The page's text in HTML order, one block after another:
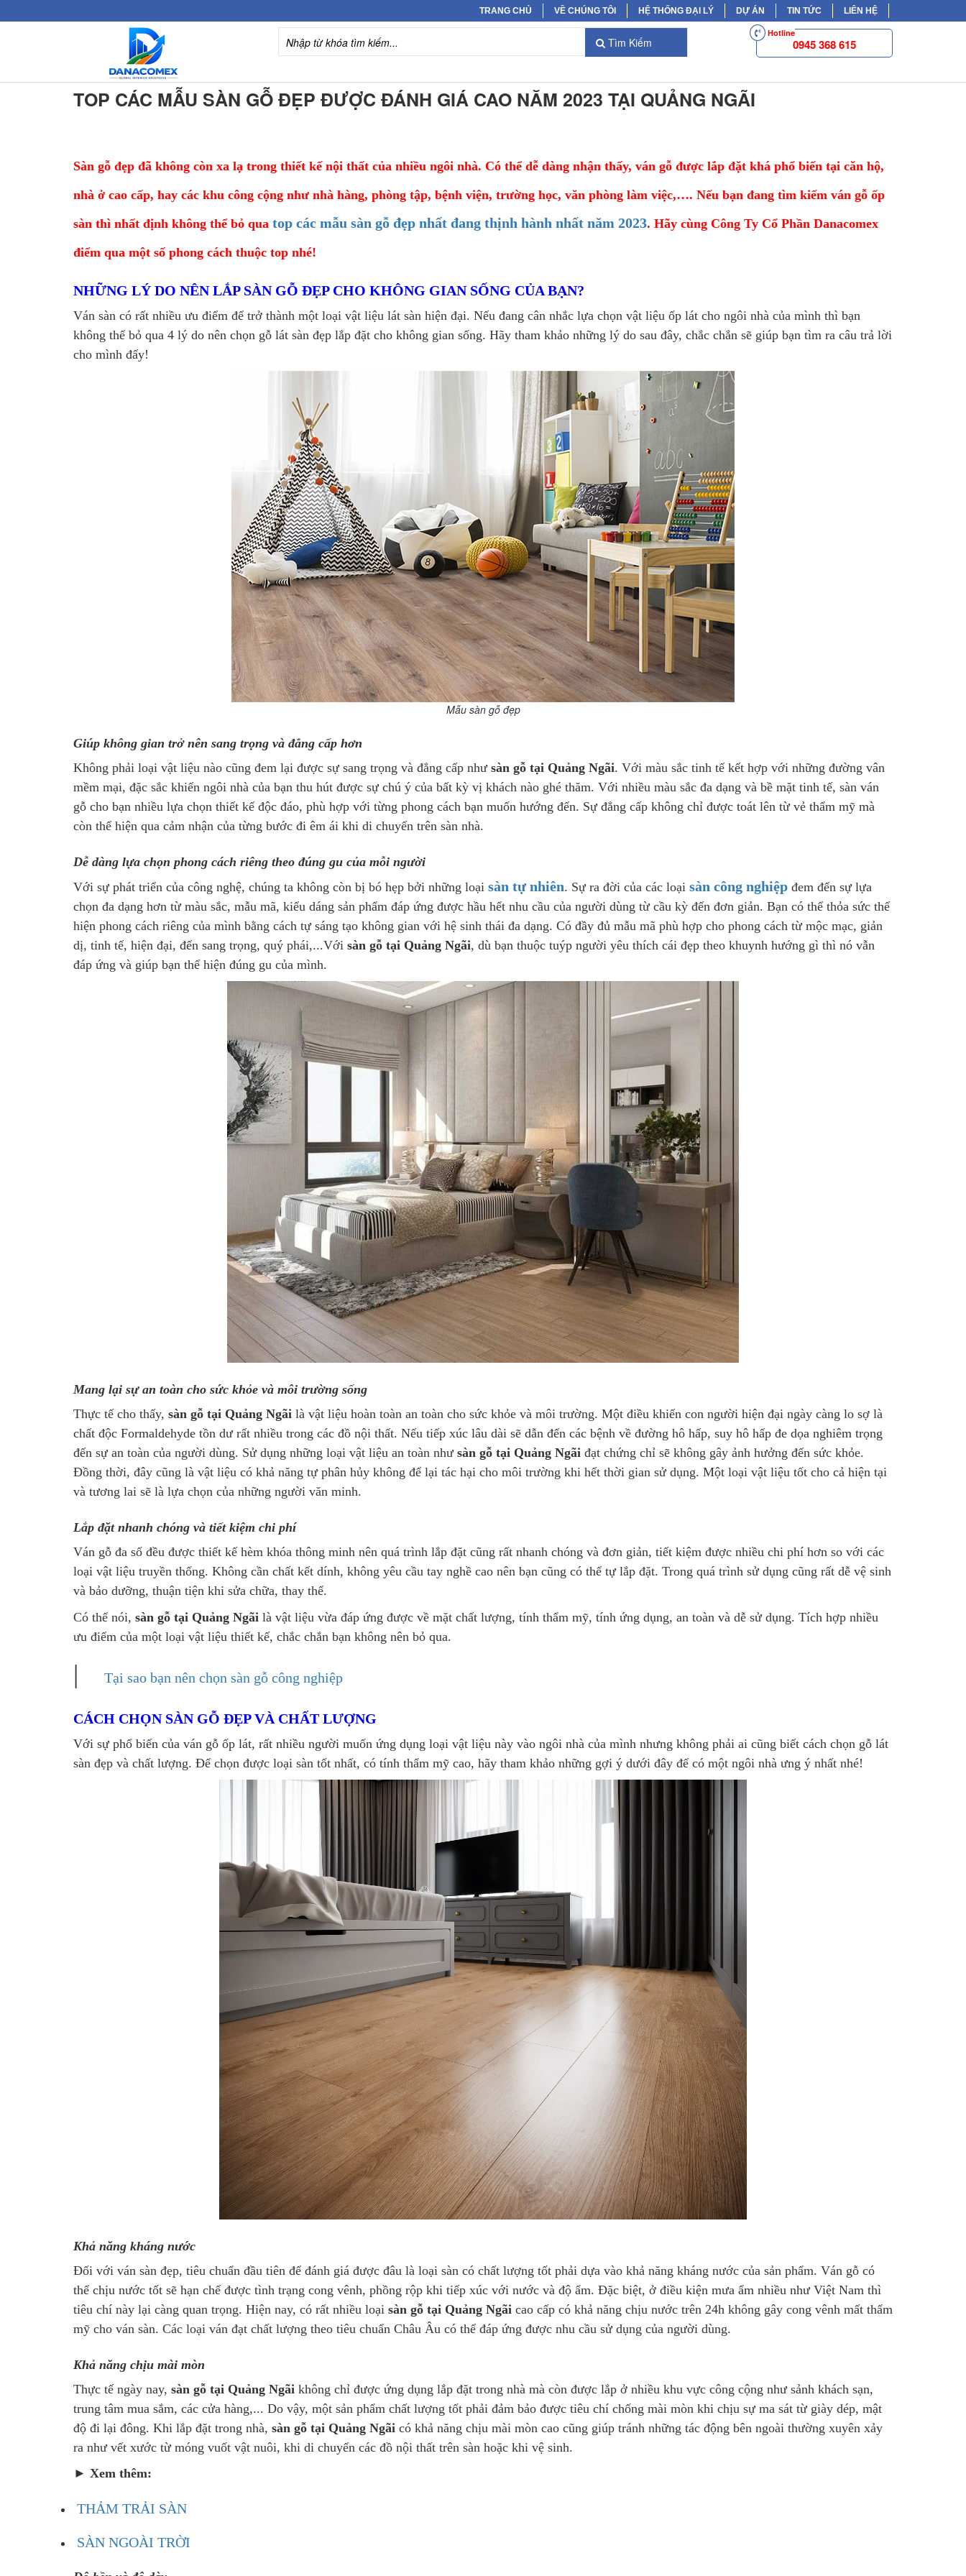
TRANG CHỦ VỀ CHÚNG TÔI HỆ THỐNG ĐẠI LÝ DỰ ÁN TIN TỨC LIÊN HỆ
Tìm Kiếm 0945 368 615
Hotline
TOP CÁC MẪU SÀN GỖ ĐẸP ĐƯỢC ĐÁNH GIÁ CAO NĂM 2023 TẠI QUẢNG NGÃI
Sàn gỗ đẹp đã không còn xa lạ trong thiết kế nội thất của nhiều ngôi nhà. Có thể dễ dàng nhận thấy, ván gỗ được lắp đặt khá phổ biến tại căn hộ,
nhà ở cao cấp, hay các khu công cộng như nhà hàng, phòng tập, bệnh viện, trường học, văn phòng làm việc,…. Nếu bạn đang tìm kiếm ván gỗ ốp
sàn thì nhất định không thể bỏ qua top các mẫu sàn gỗ đẹp nhất đang thịnh hành nhất năm 2023. Hãy cùng Công Ty Cổ Phần Danacomex
điểm qua một số phong cách thuộc top nhé!
NHỮNG LÝ DO NÊN LẮP SÀN GỖ ĐẸP CHO KHÔNG GIAN SỐNG CỦA BẠN?
Ván sàn có rất nhiều ưu điểm để trở thành một loại vật liệu lát sàn hiện đại. Nếu đang cân nhắc lựa chọn vật liệu ốp lát cho ngôi nhà của mình thì bạn
không thể bỏ qua 4 lý do nên chọn gỗ lát sàn đẹp lắp đặt cho không gian sống. Hãy tham khảo những lý do sau đây, chắc chắn sẽ giúp bạn tìm ra câu trả lời
cho mình đấy!
Mẫu sàn gỗ đẹp
Giúp không gian trở nên sang trọng và đẳng cấp hơn
Không phải loại vật liệu nào cũng đem lại được sự sang trọng và đẳng cấp như sàn gỗ tại Quảng Ngãi. Với màu sắc tinh tế kết hợp với những đường vân
mềm mại, đặc sắc khiến ngôi nhà của bạn thu hút được sự chú ý của bất kỳ vị khách nào ghé thăm. Với nhiều màu sắc đa dạng và bề mặt tinh tế, sàn ván
gỗ cho bạn nhiều lựa chọn thiết kế độc đáo, phù hợp với từng phong cách bạn muốn hướng đến. Sự đẳng cấp không chỉ được toát lên từ vẻ thẩm mỹ mà
còn thể hiện qua cảm nhận của từng bước đi êm ái khi di chuyển trên sàn nhà.
Dễ dàng lựa chọn phong cách riêng theo đúng gu của mỗi người
Với sự phát triển của công nghệ, chúng ta không còn bị bó hẹp bởi những loại sàn tự nhiên. Sự ra đời của các loại sàn công nghiệp đem đến sự lựa
chọn đa dạng hơn từ màu sắc, mẫu mã, kiểu dáng sản phẩm đáp ứng được hầu hết nhu cầu của người dùng từ cầu kỳ đến đơn giản. Bạn có thể thỏa sức thể
hiện phong cách riêng của mình bằng cách tự sáng tạo không gian với hệ sinh thái đa dạng. Có đầy đủ mẫu mã phù hợp cho phong cách từ mộc mạc, giản
dị, tinh tế, hiện đại, đến sang trọng, quý phái,...Với sàn gỗ tại Quảng Ngãi, dù bạn thuộc tuýp người yêu thích cái đẹp theo khuynh hướng gì thì nó vẫn
đáp ứng và giúp bạn thể hiện đúng gu của mình.
Mang lại sự an toàn cho sức khỏe và môi trường sống
Thực tế cho thấy, sàn gỗ tại Quảng Ngãi là vật liệu hoàn toàn an toàn cho sức khỏe và môi trường. Một điều khiến con người hiện đại ngày càng lo sợ là
chất độc Formaldehyde tồn dư rất nhiều trong các đồ nội thất. Nếu tiếp xúc lâu dài sẽ dẫn đến các bệnh về đường hô hấp, suy hô hấp đe dọa nghiêm trọng
đến sự an toàn của người dùng. Sử dụng những loại vật liệu an toàn như sàn gỗ tại Quảng Ngãi đạt chứng chỉ sẽ không gây ảnh hưởng đến sức khỏe.
Đồng thời, đây cũng là vật liệu có khả năng tự phân hủy không để lại tác hại cho môi trường khi hết thời gian sử dụng. Một loại vật liệu tốt cho cả hiện tại
và tương lai sẽ là lựa chọn của những người văn minh.
Lắp đặt nhanh chóng và tiết kiệm chi phí
Ván gỗ đa số đều được thiết kế hèm khóa thông minh nên quá trình lắp đặt cũng rất nhanh chóng và đơn giản, tiết kiệm được nhiều chi phí hơn so với các
loại vật liệu truyền thống. Không cần chất kết dính, không yêu cầu tay nghề cao nên bạn cũng có thể tự lắp đặt. Trong quá trình sử dụng cũng rất dễ vệ sinh
và bảo dưỡng, thuận tiện khi sửa chữa, thay thế.
Có thể nói, sàn gỗ tại Quảng Ngãi là vật liệu vừa đáp ứng được về mặt chất lượng, tính thẩm mỹ, tính ứng dụng, an toàn và dễ sử dụng. Tích hợp nhiều
ưu điểm của một loại vật liệu thiết kế, chắc chắn bạn không nên bỏ qua.
| Tại sao bạn nên chọn sàn gỗ công nghiệp
CÁCH CHỌN SÀN GỖ ĐẸP VÀ CHẤT LƯỢNG
Với sự phổ biến của ván gỗ ốp lát, rất nhiều người muốn ứng dụng loại vật liệu này vào ngôi nhà của mình nhưng không phải ai cũng biết cách chọn gỗ lát
sàn đẹp và chất lượng. Để chọn được loại sàn tốt nhất, có tính thẩm mỹ cao, hãy tham khảo những gợi ý dưới đây để có một ngôi nhà ưng ý nhất nhé!
Khả năng kháng nước
Đối với ván sàn đẹp, tiêu chuẩn đầu tiên để đánh giá được đâu là loại sàn có chất lượng tốt phải dựa vào khả năng kháng nước của sản phẩm. Ván gỗ có
thể chịu nước tốt sẽ hạn chế được tình trạng cong vênh, phồng rộp khi tiếp xúc với nước và độ ẩm. Đặc biệt, ở điều kiện mưa ẩm nhiều như Việt Nam thì
tiêu chí này lại càng quan trọng. Hiện nay, có rất nhiều loại sàn gỗ tại Quảng Ngãi cao cấp có khả năng chịu nước trên 24h không gây cong vênh mất thẩm
mỹ cho ván sàn. Các loại ván đạt chất lượng theo tiêu chuẩn Châu Âu có thể đáp ứng được nhu cầu sử dụng của người dùng.
Khả năng chịu mài mòn
Thực tế ngày nay, sàn gỗ tại Quảng Ngãi không chỉ được ứng dụng lắp đặt trong nhà mà còn được lắp ở nhiều khu vực công cộng như sảnh khách sạn,
trung tâm mua sắm, các cửa hàng,... Do vậy, một sản phẩm chất lượng tốt phải đảm bảo được tiêu chí chống mài mòn khi chịu sự ma sát từ giày dép, mật
độ đi lại đông. Khi lắp đặt trong nhà, sàn gỗ tại Quảng Ngãi có khả năng chịu mài mòn cao cũng giúp tránh những tác động bên ngoài thường xuyên xảy
ra như vết xước từ móng vuốt vật nuôi, khi di chuyển các đồ nội thất trên sàn hoặc khi vệ sinh.
► Xem thêm:
THẢM TRẢI SÀN
SÀN NGOÀI TRỜI